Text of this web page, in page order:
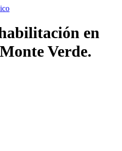
en
Verde.